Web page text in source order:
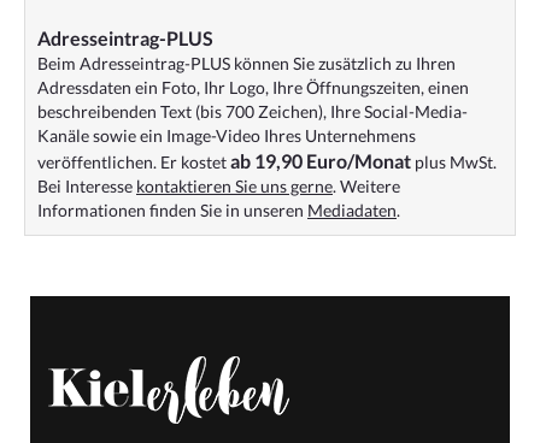
Adresseintrag-PLUS
Beim Adresseintrag-PLUS können Sie zusätzlich zu Ihren
Adressdaten ein Foto, Ihr Logo, Ihre Öffnungszeiten, einen
beschreibenden Text (bis 700 Zeichen), Ihre Social-Media-
Kanäle sowie ein Image-Video Ihres Unternehmens
veröffentlichen. Er kostetab 19,90 Euro/Monat plus MwSt.
Bei Interesse kontaktieren Sie uns gerne. Weitere
Informationen finden Sie in unseren Mediadaten.